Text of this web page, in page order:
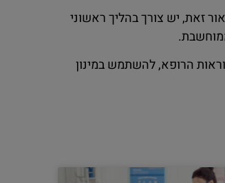
זאת, יש צורך בהליך ראשוני
הרופא, להשתמש במינון